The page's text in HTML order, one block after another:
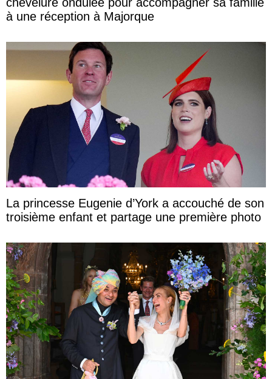
à une réception à Majorque
La princesse Eugenie d’York a accouché de son
troisième enfant et partage une première photo